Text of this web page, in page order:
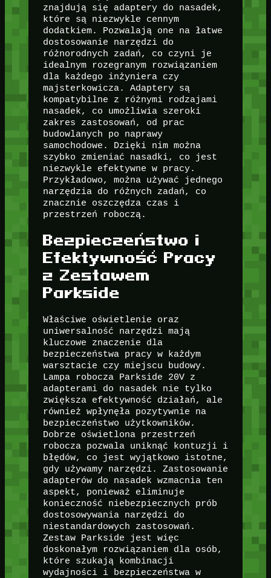
znajdują się adaptery do nasadek,
które są niezwykle cennym
dodatkiem. Pozwalają one na łatwe
dostosowanie narzędzi do
różnorodnych zadań, co czyni je
idealnym rozegranym rozwiązaniem
dla każdego inżyniera czy
majsterkowicza. Adaptery są
kompatybilne z różnymi rodzajami
nasadek, co umożliwia szeroki
zakres zastosowań, od prac
budowlanych po naprawy
samochodowe. Dzięki nim można
szybko zmieniać nasadki, co jest
niezwykle efektywne w pracy.
Przykładowo, można używać jednego
narzędzia do różnych zadań, co
znacznie oszczędza czas i
przestrzeń roboczą.
Bezpieczeństwo i
Efektywność Pracy
z Zestawem
Parkside
Właściwe oświetlenie oraz
uniwersalność narzędzi mają
kluczowe znaczenie dla
bezpieczeństwa pracy w każdym
warsztacie czy miejscu budowy.
Lampa robocza Parkside 20V z
adapterami do nasadek nie tylko
zwiększa efektywność działań, ale
również wpłynęła pozytywnie na
bezpieczeństwo użytkowników.
Dobrze oświetlona przestrzeń
robocza pozwala uniknąć kontuzji i
błędów, co jest wyjątkowo istotne,
gdy używamy narzędzi. Zastosowanie
adapterów do nasadek wzmacnia ten
aspekt, ponieważ eliminuje
konieczność niebezpiecznych prób
dostosowywania narzędzi do
niestandardowych zastosowań.
Zestaw Parkside jest więc
doskonałym rozwiązaniem dla osób,
które szukają kombinacji
wydajności i bezpieczeństwa w